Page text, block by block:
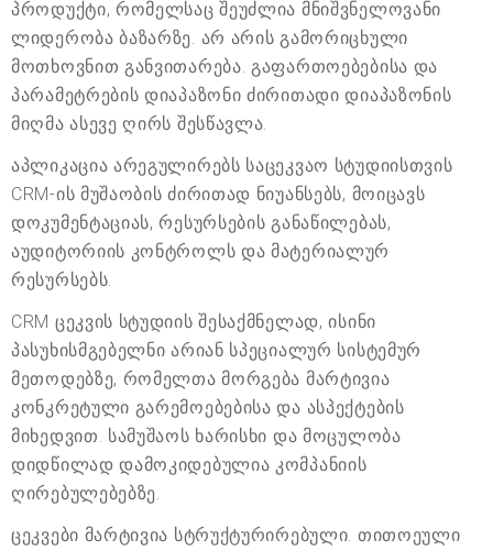
პროდუქტი, რომელსაც შეუძლია მნიშვნელოვანი
ლიდერობა ბაზარზე. არ არის გამორიცხული
მოთხოვნით განვითარება. გაფართოებებისა და
პარამეტრების დიაპაზონი ძირითადი დიაპაზონის
მიღმა ასევე ღირს შესწავლა.
აპლიკაცია არეგულირებს საცეკვაო სტუდიისთვის
CRM-ის მუშაობის ძირითად ნიუანსებს, მოიცავს
დოკუმენტაციას, რესურსების განაწილებას,
აუდიტორიის კონტროლს და მატერიალურ
რესურსებს.
CRM ცეკვის სტუდიის შესაქმნელად, ისინი
პასუხისმგებელნი არიან სპეციალურ სისტემურ
მეთოდებზე, რომელთა მორგება მარტივია
კონკრეტული გარემოებებისა და ასპექტების
მიხედვით. სამუშაოს ხარისხი და მოცულობა
დიდწილად დამოკიდებულია კომპანიის
ღირებულებებზე.
ცეკვები მარტივია სტრუქტურირებული. თითოეული